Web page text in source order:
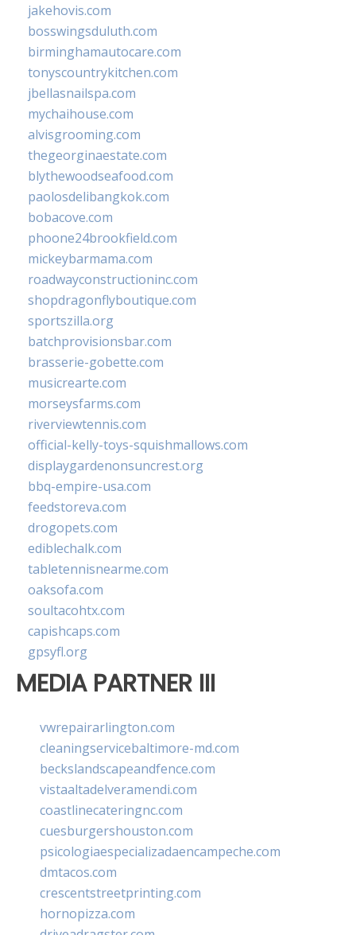
jakehovis.com
bosswingsduluth.com
birminghamautocare.com
tonyscountrykitchen.com
jbellasnailspa.com
mychaihouse.com
alvisgrooming.com
thegeorginaestate.com
blythewoodseafood.com
paolosdelibangkok.com
bobacove.com
phoone24brookfield.com
mickeybarmama.com
roadwayconstructioninc.com
shopdragonflyboutique.com
sportszilla.org
batchprovisionsbar.com
brasserie-gobette.com
musicrearte.com
morseysfarms.com
riverviewtennis.com
official-kelly-toys-squishmallows.com
displaygardenonsuncrest.org
bbq-empire-usa.com
feedstoreva.com
drogopets.com
ediblechalk.com
tabletennisnearme.com
oaksofa.com
soultacohtx.com
capishcaps.com
gpsyfl.org
MEDIA PARTNER III
vwrepairarlington.com
cleaningservicebaltimore-md.com
beckslandscapeandfence.com
vistaaltadelveramendi.com
coastlinecateringnc.com
cuesburgershouston.com
psicologiaespecializadaencampeche.com
dmtacos.com
crescentstreetprinting.com
hornopizza.com